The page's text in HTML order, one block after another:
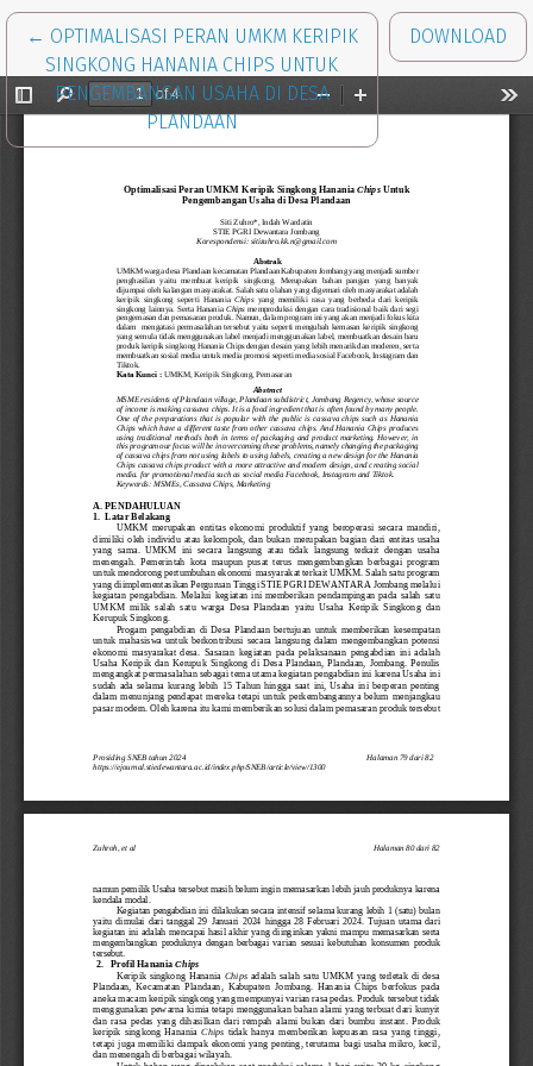
← RETURN TO ARTICLE DETAILS
OPTIMALISASI PERAN UMKM KERIPIK
SINGKONG HANANIA CHIPS UNTUK
PENGEMBANGAN USAHA DI DESA
PLANDAAN
DOWNLOAD